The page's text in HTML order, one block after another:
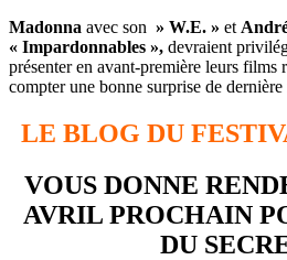
Madonna avec son » W.E. » et
« Impardonnables », devraient
présenter en avant-première leurs films
compter une bonne surprise de
LE BLOG DU
VOUS DONNE
AVRIL PROCHAIN
DU